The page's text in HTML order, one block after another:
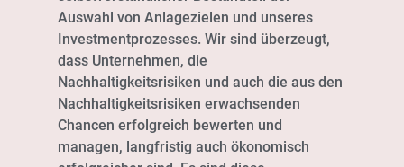
Auswahl von Anlagezielen und unseres
Investmentprozesses. Wir sind überzeugt,
dass Unternehmen, die
Nachhaltigkeitsrisiken und auch die aus den
Nachhaltigkeitsrisiken erwachsenden
Chancen erfolgreich bewerten und
managen, langfristig auch ökonomisch